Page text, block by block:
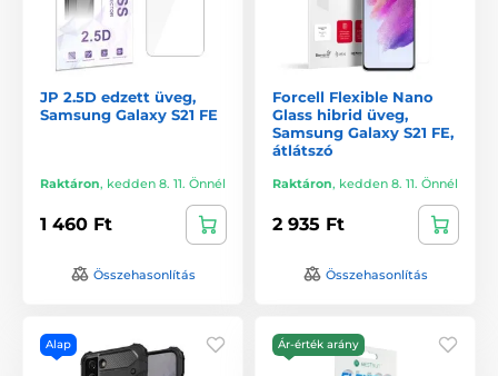
JP 2.5D edzett üveg,
Samsung Galaxy S21 FE
Raktáron, kedden 8. 11. Önnél
1 460 Ft
Összehasonlítás
Forcell Flexible Nano
Glass hibrid üveg,
Samsung Galaxy S21 FE,
átlátszó
Raktáron, kedden 8. 11. Önnél
2 935 Ft
Összehasonlítás
Alap Ár-érték arány